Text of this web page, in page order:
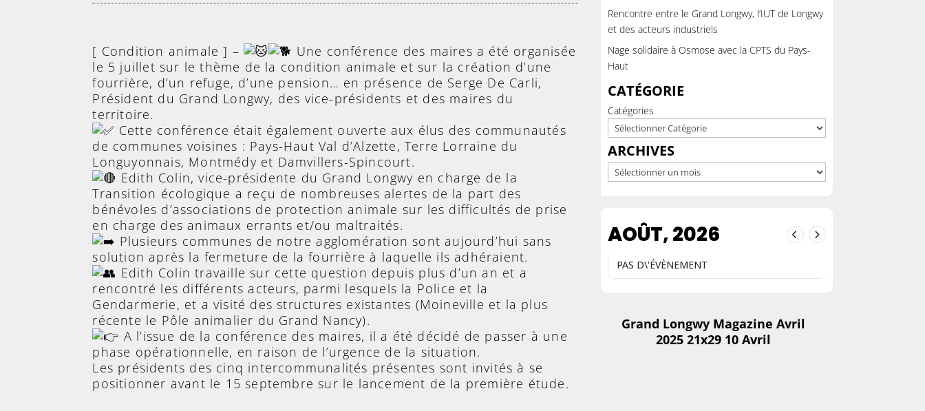
[ Condition animale ] –
Une conférence des maires a été organisée
le 5 juillet sur le thème de la condition animale et sur la création d’une
fourrière, d’un refuge, d’une pension… en présence de Serge De Carli,
Président du Grand Longwy, des vice-présidents et des maires du
territoire.
Cette conférence était également ouverte aux élus des communautés
de communes voisines : Pays-Haut Val d’Alzette, Terre Lorraine du
Longuyonnais, Montmédy et Damvillers-Spincourt.
Edith Colin, vice-présidente du Grand Longwy en charge de la
Transition écologique a reçu de nombreuses alertes de la part des
bénévoles d’associations de protection animale sur les difficultés de prise
en charge des animaux errants et/ou maltraités.
Plusieurs communes de notre agglomération sont aujourd’hui sans
solution après la fermeture de la fourrière à laquelle ils adhéraient.
Edith Colin travaille sur cette question depuis plus d’un an et a
rencontré les différents acteurs, parmi lesquels la Police et la
Gendarmerie, et a visité des structures existantes (Moineville et la plus
récente le Pôle animalier du Grand Nancy).
A l’issue de la conférence des maires, il a été décidé de passer à une
phase opérationnelle, en raison de l’urgence de la situation.
Les présidents des cinq intercommunalités présentes sont invités à se
positionner avant le 15 septembre sur le lancement de la première étude.
Rencontre entre le Grand Longwy, l’IUT de Longwy
et des acteurs industriels
Nage solidaire à Osmose avec la CPTS du Pays-
Haut
CATÉGORIE
Catégories
ARCHIVES
Archives
AOÛT, 2026
PAS D\'ÉVÈNEMENT
Grand Longwy Magazine Avril
2025 21x29 10 Avril